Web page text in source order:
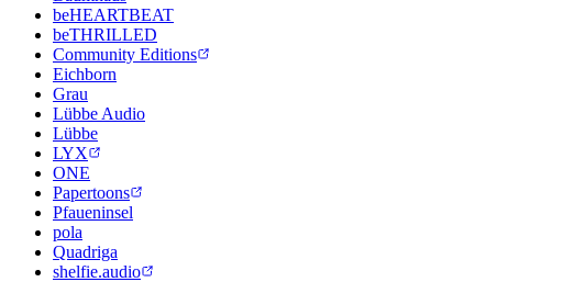
beHEARTBEAT
beTHRILLED
Community Editions
Eichborn
Grau
Lübbe Audio
Lübbe
LYX
ONE
Papertoons
Pfaueninsel
pola
Quadriga
shelfie.audio